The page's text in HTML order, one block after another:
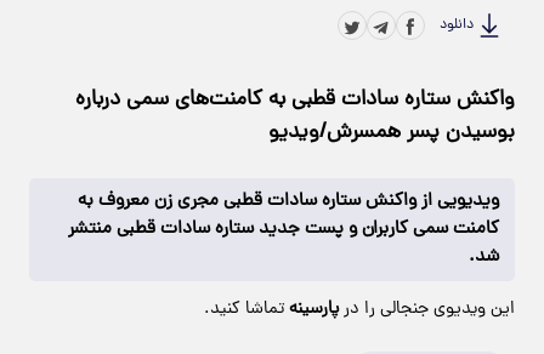
دانلود
واکنش ستاره سادات قطبی به کامنت‌های سمی درباره
بوسیدن پسر همسرش/ویدیو
ویدیویی از واکنش ستاره سادات قطبی مجری زن معروف به
کامنت سمی کاربران و پست جدید ستاره سادات قطبی منتشر
شد.
این ویدیوی جنجالی را درپارسینهتماشا کنید.